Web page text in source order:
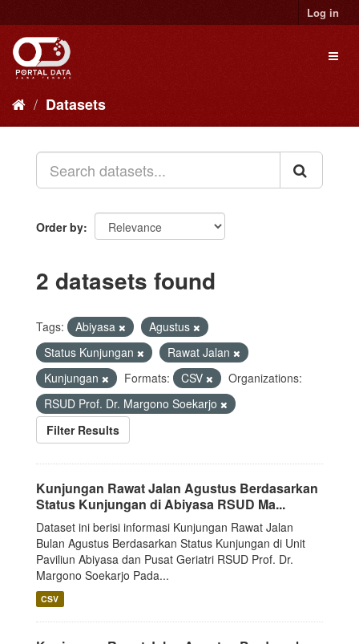
to
content
Log in
Datasets
Order by
2 datasets found
Tags: Abiyasa
Agustus
Status Kunjungan
Rawat Jalan
Kunjungan
Formats: CSV
Organizations:
RSUD Prof. Dr. Margono Soekarjo
Filter Results
Kunjungan Rawat Jalan Agustus Berdasarkan
Status Kunjungan di Abiyasa RSUD Ma...
Dataset ini berisi informasi Kunjungan Rawat Jalan
Bulan Agustus Berdasarkan Status Kunjungan di Unit
Paviliun Abiyasa dan Pusat Geriatri RSUD Prof. Dr.
Margono Soekarjo Pada...
CSV